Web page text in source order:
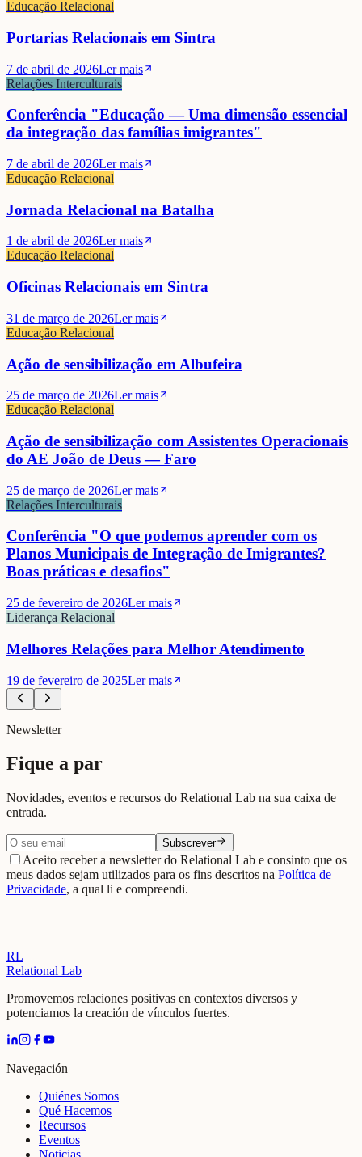
Educação Relacional
Portarias Relacionais em Sintra
7 de abril de 2026Ler mais
Relações Interculturais
Conferência "Educação — Uma dimensão essencial
da integração das famílias imigrantes"
7 de abril de 2026Ler mais
Educação Relacional
Jornada Relacional na Batalha
1 de abril de 2026Ler mais
Educação Relacional
Oficinas Relacionais em Sintra
31 de março de 2026Ler mais
Educação Relacional
Ação de sensibilização em Albufeira
25 de março de 2026Ler mais
Educação Relacional
Ação de sensibilização com Assistentes Operacionais
do AE João de Deus — Faro
25 de março de 2026Ler mais
Relações Interculturais
Conferência "O que podemos aprender com os
Planos Municipais de Integração de Imigrantes?
Boas práticas e desafios"
25 de fevereiro de 2026Ler mais
Liderança Relacional
Melhores Relações para Melhor Atendimento
19 de fevereiro de 2025Ler mais
Newsletter
Fique a par
Novidades, eventos e recursos do Relational Lab na sua caixa de
entrada.
Subscrever
Aceito receber a newsletter do Relational Lab e consinto que os
meus dados sejam utilizados para os fins descritos na Política de
Privacidade, a qual li e compreendi.
RL
Relational Lab
Promovemos relaciones positivas en contextos diversos y
potenciamos la creación de vínculos fuertes.
Navegación
Quiénes Somos
Qué Hacemos
Recursos
Eventos